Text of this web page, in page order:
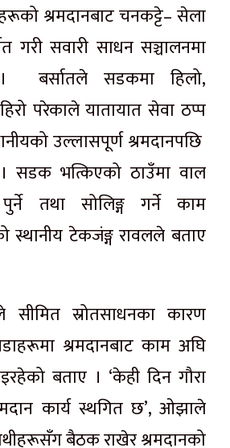
श्रमदानबाट चनकट्टे– सेला
गरी सवारी साधन सञ्चालनमा
बर्सातले सडकमा हिलो,
परेकाले यातायात सेवा ठप्प
उल्लासपूर्ण श्रमदानपछि
सडक भत्किएको ठाउँमा वाल
तथा सोलिङ्ग गर्ने काम
स्थानीय टेकजंङ्ग रावलले बताए
सीमित स्रोतसाधनका कारण
श्रमदानबाट काम अघि
बताए । ‘केही दिन गौरा
कार्य स्थगित छ’, ओझाले
बैठक राखेर श्रमदानको